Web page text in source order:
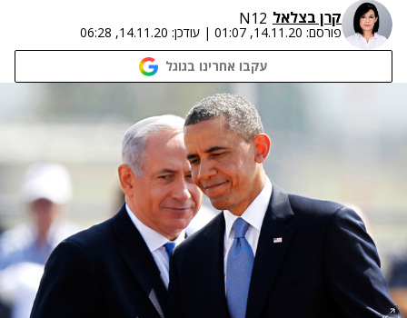
קרן בצלאל N12
פורסם: 14.11.20, 01:07
| עודכן: 14.11.20, 06:28
עקבו אחרינו בגוגל